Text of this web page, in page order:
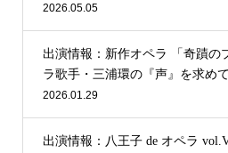
2026.05.05
出演情報：新作オペラ 「奇蹟
ラ歌手・三浦環の『声』を求め
2026.01.29
出演情報：八王子 de オペラ